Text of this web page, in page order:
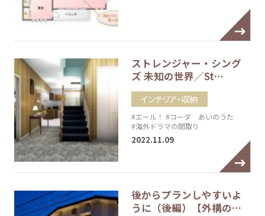
ストレンジャー・シング
ズ 未知の世界／St…
インテリア・収納
#エール！ #コーダ あいのうた
#海外ドラマの間取り
2022.11.09
後からプランしやすいよ
うに（後編）【外構の…